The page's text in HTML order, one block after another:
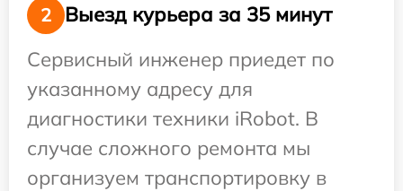
2
Выезд курьера за 35 минут
Сервисный инженер приедет по
указанному адресу для
диагностики техники iRobot. В
случае сложного ремонта мы
организуем транспортировку в